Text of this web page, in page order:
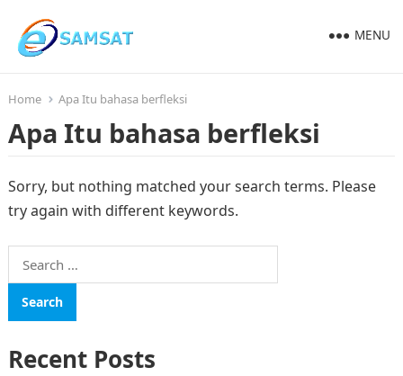
MENU
Home Apa Itu bahasa berfleksi
Apa Itu bahasa berfleksi
Sorry, but nothing matched your search terms. Please
try again with different keywords.
Search
for:
Recent Posts